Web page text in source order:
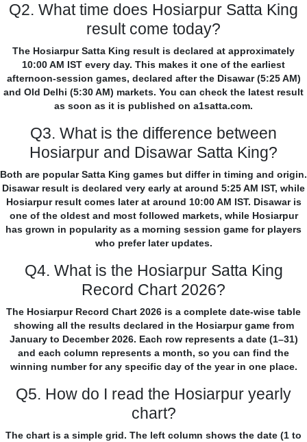
Q2. What time does Hosiarpur Satta King
result come today?
The Hosiarpur Satta King result is declared at approximately
10:00 AM IST every day. This makes it one of the earliest
afternoon-session games, declared after the Disawar (5:25 AM)
and Old Delhi (5:30 AM) markets. You can check the latest result
as soon as it is published on a1satta.com.
Q3. What is the difference between
Hosiarpur and Disawar Satta King?
Both are popular Satta King games but differ in timing and origin.
Disawar result is declared very early at around 5:25 AM IST, while
Hosiarpur result comes later at around 10:00 AM IST. Disawar is
one of the oldest and most followed markets, while Hosiarpur
has grown in popularity as a morning session game for players
who prefer later updates.
Q4. What is the Hosiarpur Satta King
Record Chart 2026?
The Hosiarpur Record Chart 2026 is a complete date-wise table
showing all the results declared in the Hosiarpur game from
January to December 2026. Each row represents a date (1–31)
and each column represents a month, so you can find the
winning number for any specific day of the year in one place.
Q5. How do I read the Hosiarpur yearly
chart?
The chart is a simple grid. The left column shows the date (1 to